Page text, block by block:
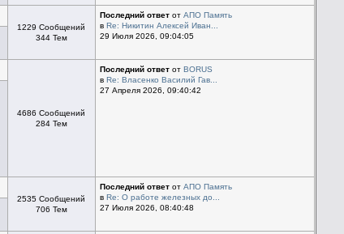
1229 Сообщений
344 Тем
Последний ответот АПО Память
в Re: Никитин Алексей Иван...
29 Июля 2026, 09:04:05
4686 Сообщений
284 Тем
Последний ответот BORUS
в Re: Власенко Василий Гав...
27 Апреля 2026, 09:40:42
2535 Сообщений
706 Тем
Последний ответот АПО Память
в Re: О работе железных до...
27 Июля 2026, 08:40:48